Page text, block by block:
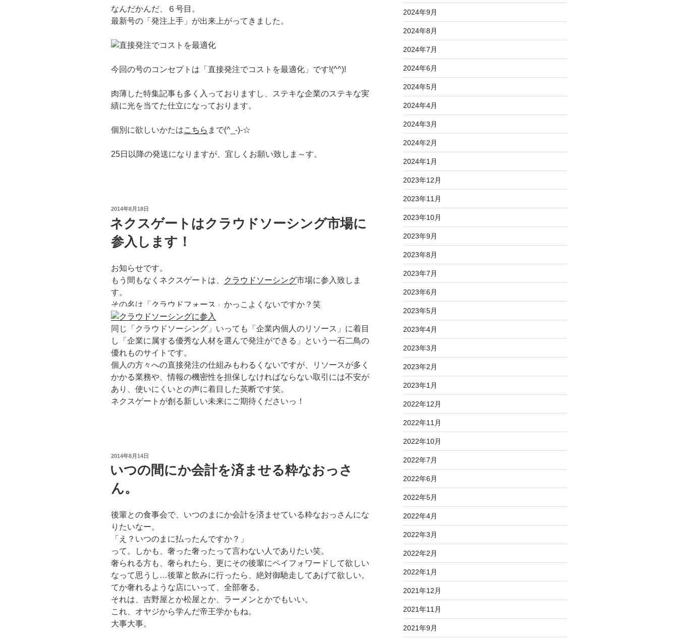
なんだかんだ、６号目。
最新号の「発注上手」が出来上がってきました。
今回の号のコンセプトは「直接発注でコストを最適化」です!(^^)!
肉薄した特集記事も多く入っておりますし、ステキな企業のステキな実
績に光を当てた仕立になっております。
個別に欲しいかたはこちら まで(^_-)-☆
25日以降の発送になりますが、宜しくお願い致しま～す。
投
日:
2014年8月18日
ネクスゲートはクラウドソーシング市場に
参入します！
お知らせです。
もう間もなくネクスゲートは、
クラウドソーシング市場に参入致しま
す。
その名は「 クラウドフォース 」かっこよくないですか？笑
同じ「クラウドソーシング」いっても「企業内個人のリソース」に着目
し「企業に属する優秀な人材を選んで発注ができる」という一石二鳥の
優れものサイトです。
個人の方々への直接発注の仕組みもわるくないですが、リソースが多く
かかる業務や、情報の機密性を担保しなければならない取引には不安が
あり、使いにくいとの声に着目した英断です笑。
ネクスゲートが創る新しい未来にご期待くださいっ！
投
日:
2014年8月14日
いつの間にか会計を済ませる粋なおっさ
ん。
後輩との食事会で、いつのまにか会計を済ませている粋なおっさんにな
りたいなー。
「え？いつのまに払ったんですか？」
って。しかも、奢った奢ったって言わない人でありたい笑。
奢られる方も、奢られたら、更にその後輩にペイフォワードして欲しい
なって思うし…後輩と飲みに行ったら、絶対御馳走してあげて欲しい。
てか奢れるような店にいって、全部奢る。
それは、吉野屋とか松屋とか、ラーメンとかでもいい。
これ、オヤジから学んだ帝王学かもね。
大事大事。
2024年9月
2024年8月
2024年7月
2024年6月
2024年5月
2024年4月
2024年3月
2024年2月
2024年1月
2023年12月
2023年11月
2023年10月
2023年9月
2023年8月
2023年7月
2023年6月
2023年5月
2023年4月
2023年3月
2023年2月
2023年1月
2022年12月
2022年11月
2022年10月
2022年7月
2022年6月
2022年5月
2022年4月
2022年3月
2022年2月
2022年1月
2021年12月
2021年11月
2021年9月